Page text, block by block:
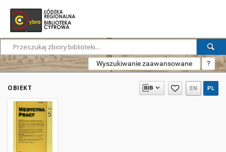
Wyszukiwanie zaawansowane ?
OBIEKT EN PL